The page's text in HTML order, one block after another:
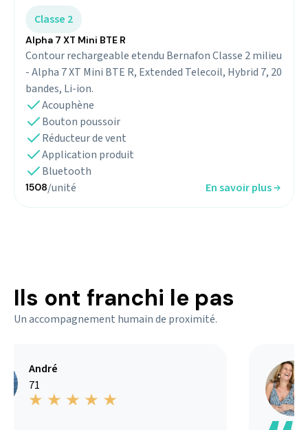
Classe 2
Alpha 7 XT Mini BTE R
Contour rechargeable etendu Bernafon Classe 2 milieu
- Alpha 7 XT Mini BTE R, Extended Telecoil, Hybrid 7, 20
bandes, Li-ion.
Acouphène
Bouton poussoir
Réducteur de vent
Application produit
Bluetooth
1508/unité En savoir plus
Ils ont franchi le pas
Un accompagnement humain de proximité.
André
71